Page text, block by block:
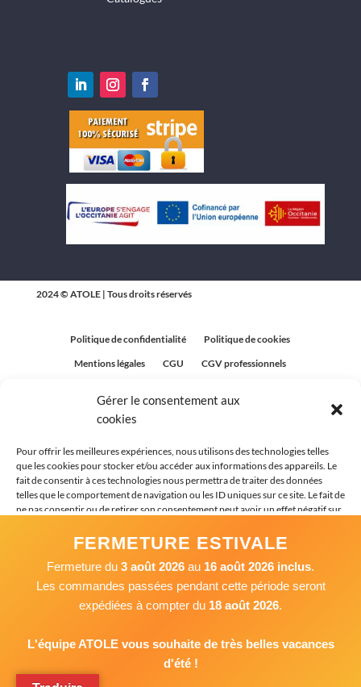
Gérer le consentement aux
cookies
Pour offrir les meilleures expériences, nous utilisons des technologies telles
que les cookies pour stocker et/ou accéder aux informations des appareils. Le
fait de consentir à ces technologies nous permettra de traiter des données
telles que le comportement de navigation ou les ID uniques sur ce site. Le fait de
ne pas consentir ou de retirer son consentement peut avoir un effet négatif sur
Accepter
Refuser
Voir les préférences
2024 © ATOLE | Tous droits réservés
Politique de confidentialité
Politique de cookies
Mentions légales
CGU
CGV professionnels
FERMETURE ESTIVALE
Fermeture du 3 août 2026 au 16 août 2026 inclus.
Les commandes passées pendant cette période seront
expédiées à compter du 18 août 2026.
L'équipe ATOLE vous souhaite de très belles vacances
d'été !